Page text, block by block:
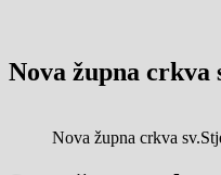
Nova župna crkva
Nova župna crkva